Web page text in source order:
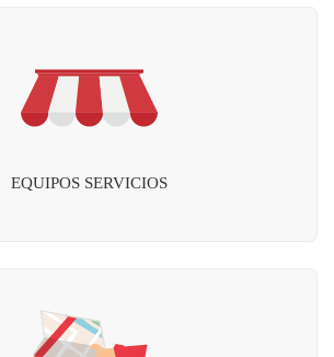
EQUIPOS SERVICIOS